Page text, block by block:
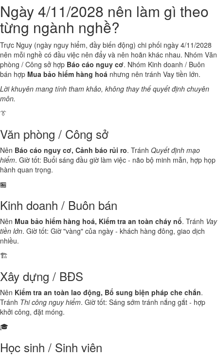
Ngày 4/11/2028 nên làm gì theo
từng ngành nghề?
Trực Nguy (ngày nguy hiểm, đầy biến động) chi phối ngày 4/11/2028
nên mỗi nghề có đầu việc nên đẩy và nên hoãn khác nhau. Nhóm Văn
phòng / Công sở hợp Báo cáo nguy cơ. Nhóm Kinh doanh / Buôn
bán hợp Mua bảo hiểm hàng hoá nhưng nên tránh Vay tiền lớn.
Lời khuyên mang tính tham khảo, không thay thế quyết định chuyên
môn.
👔
Văn phòng / Công sở
Nên Báo cáo nguy cơ, Cảnh báo rủi ro. Tránh Quyết định mạo
hiểm. Giờ tốt: Buổi sáng đầu giờ làm việc - não bộ minh mẫn, hợp họp
hành quan trọng.
🏪
Kinh doanh / Buôn bán
Nên Mua bảo hiểm hàng hoá, Kiểm tra an toàn cháy nổ. Tránh Vay
tiền lớn. Giờ tốt: Giờ "vàng" của ngày - khách hàng đông, giao dịch
nhiều.
🏗️
Xây dựng / BĐS
Nên Kiểm tra an toàn lao động, Bổ sung biện pháp che chắn.
Tránh Thi công nguy hiểm. Giờ tốt: Sáng sớm tránh nắng gắt - hợp
khởi công, đặt móng.
🎓
Học sinh / Sinh viên